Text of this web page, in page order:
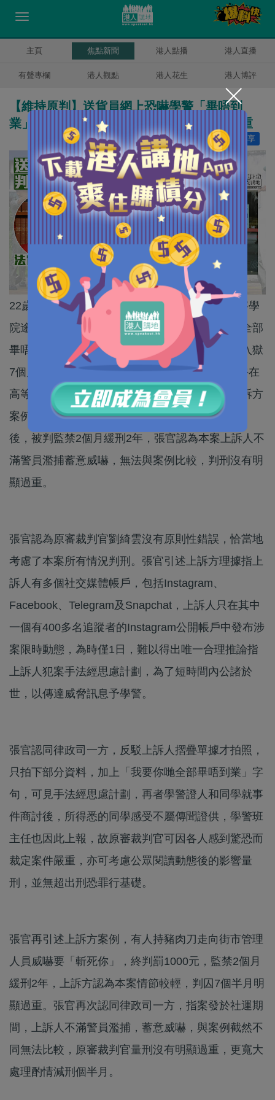
主頁 焦點新聞 港人點播 港人直播
有聲專欄 港人觀點 港人花生 港人博評
【維持原判】送貨員網上恐嚇學警「畢唔到
業」囚7個月 法官駁回上訴：判刑沒明顯過重
分享
讚好 17
22歲男送貨員前年2月在運送司華力腸往香港警察學
院途中，在社交平台限時動態上揚言「我要你哋全部
畢唔到業」，早前被裁定一項刑事恐嚇罪罪成，入獄
7個月15天。被告不服判刑上訴，法官張慧玲今午在
高等法院公布判詞駁回上訴，維持原判，引述上訴方
案例中有人持豬肉刀威嚇街市管理人員「斬死你」
後，被判監禁2個月緩刑2年，張官認為本案上訴人不
滿警員濫捕蓄意威嚇，無法與案例比較，判刑沒有明
顯過重。
張官認為原審裁判官劉綺雲沒有原則性錯誤，恰當地
考慮了本案所有情況判刑。張官引述上訴方理據指上
訴人有多個社交媒體帳戶，包括Instagram、
Facebook、Telegram及Snapchat，上訴人只在其中
一個有400多名追蹤者的Instagram公開帳戶中發布涉
案限時動態，為時僅1日，難以得出唯一合理推論指
上訴人犯案手法經思慮計劃，為了短時間內公諸於
世，以傳達威脅訊息予學警。
張官認同律政司一方，反駁上訴人摺疊單據才拍照，
只拍下部分資料，加上「我要你哋全部畢唔到業」字
句，可見手法經思慮計劃，再者學警證人和同學就事
件商討後，所得悉的同學感受不屬傳聞證供，學警班
主任也因此上報，故原審裁判官可因各人感到驚恐而
裁定案件嚴重，亦可考慮公眾閱讀動態後的影響量
刑，並無超出刑恐罪行基礎。
張官再引述上訴方案例，有人持豬肉刀走向街市管理
人員威嚇要「斬死你」，終判罰1000元，監禁2個月
緩刑2年，上訴方認為本案情節較輕，判囚7個半月明
顯過重。張官再次認同律政司一方，指案發於社運期
間，上訴人不滿警員濫捕，蓄意威嚇，與案例截然不
同無法比較，原審裁判官量刑沒有明顯過重，更寬大
處理酌情減刑個半月。